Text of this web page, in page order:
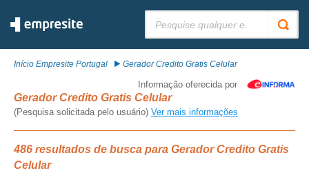
Início Empresite Portugal Gerador Credito Gratis Celular
Informação oferecida por
Gerador Credito Gratis Celular
(Pesquisa solicitada pelo usuário) Ver mais informações
486 resultados de busca para Gerador Credito Gratis
Celular